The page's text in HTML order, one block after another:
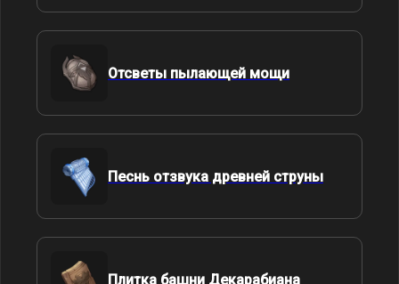
Отсветы пылающей мощи
Песнь отзвука древней струны
Плитка башни Декарабиана